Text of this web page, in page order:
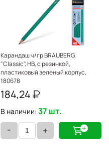
Карандаш ч/гр BRAUBERG,
"Classic", НВ, с резинкой,
пластиковый зеленый корпус,
180678
184,24
В наличии: 37 шт.
- +